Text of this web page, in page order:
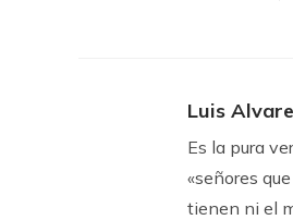
Luis
Es la pura
«señores
tienen ni el